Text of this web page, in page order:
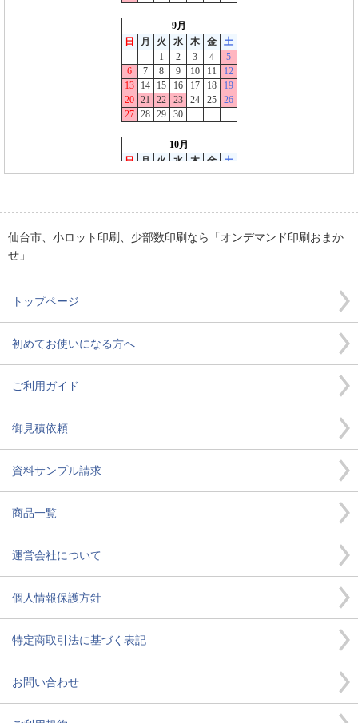
仙台市、小ロット印刷、少部数印刷なら「オンデマンド印刷おまか
せ」
トップページ
初めてお使いになる方へ
ご利用ガイド
御見積依頼
資料サンプル請求
商品一覧
運営会社について
個人情報保護方針
特定商取引法に基づく表記
お問い合わせ